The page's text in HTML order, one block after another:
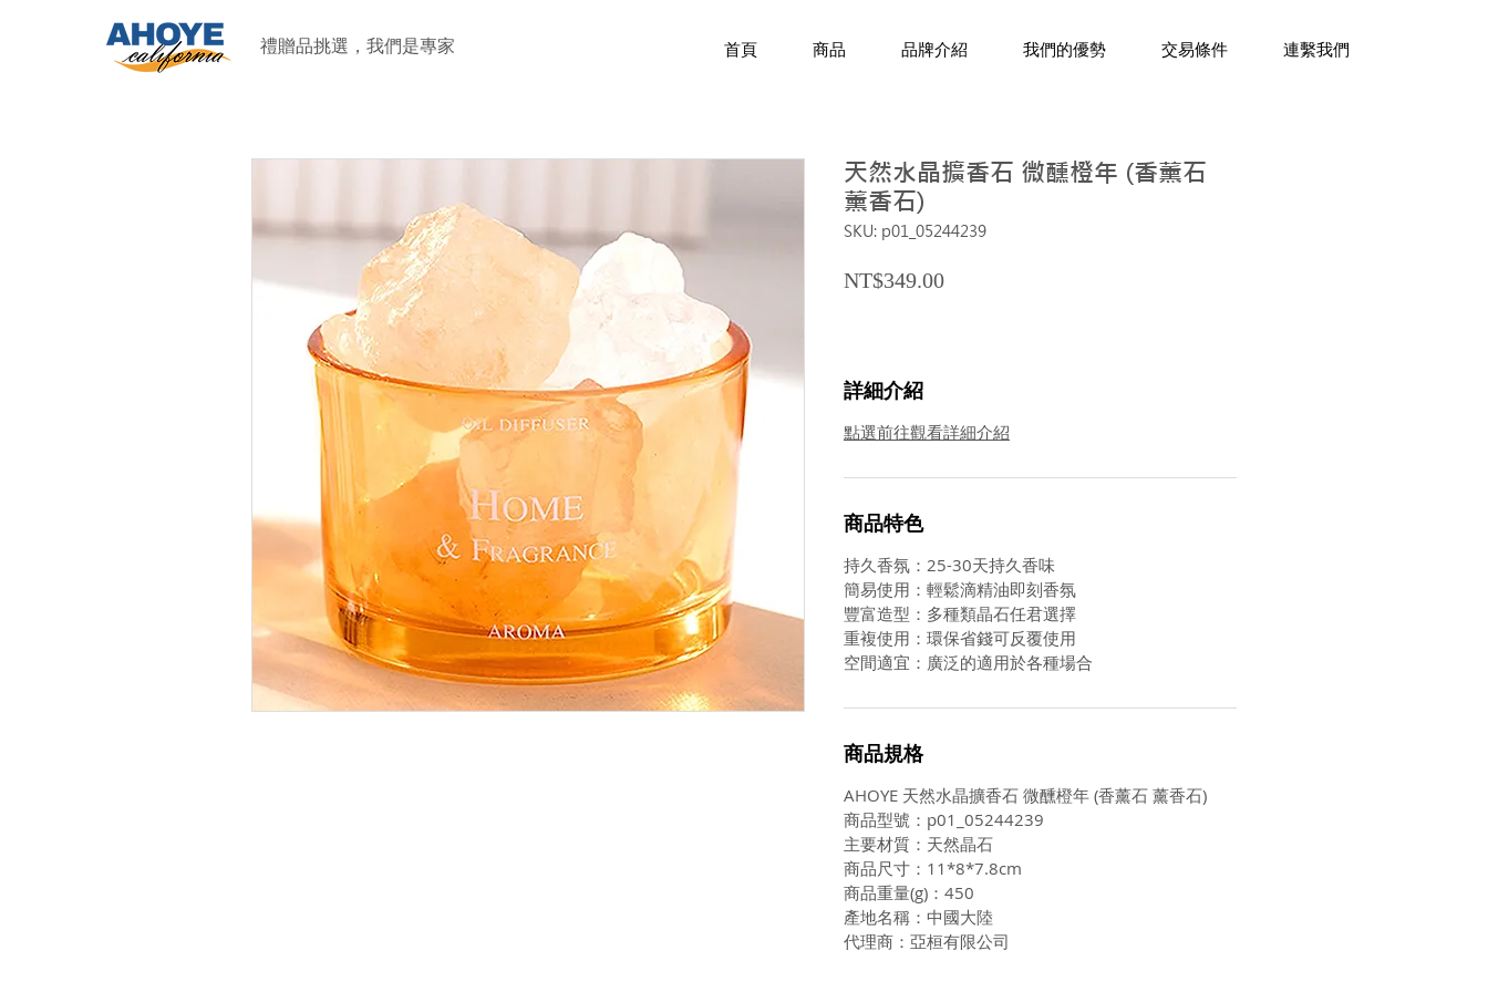
禮贈品挑選，我們是專家 首頁 商品 品牌介紹 我們的優勢 交易條件 連繫我們
天然水晶擴香石 微醺橙年 (香薰石
薰香石)
SKU: p01_05244239
NT$349.00Price
詳細介紹
點選前往觀看詳細介紹
商品特色
持久香氛：25-30天持久香味
簡易使用：輕鬆滴精油即刻香氛
豐富造型：多種類晶石任君選擇
重複使用：環保省錢可反覆使用
空間適宜：廣泛的適用於各種場合
商品規格
AHOYE 天然水晶擴香石 微醺橙年 (香薰石 薰香石)
商品型號：p01_05244239
主要材質：天然晶石
商品尺寸：11*8*7.8cm
商品重量(g)：450
產地名稱：中國大陸
代理商：亞桓有限公司